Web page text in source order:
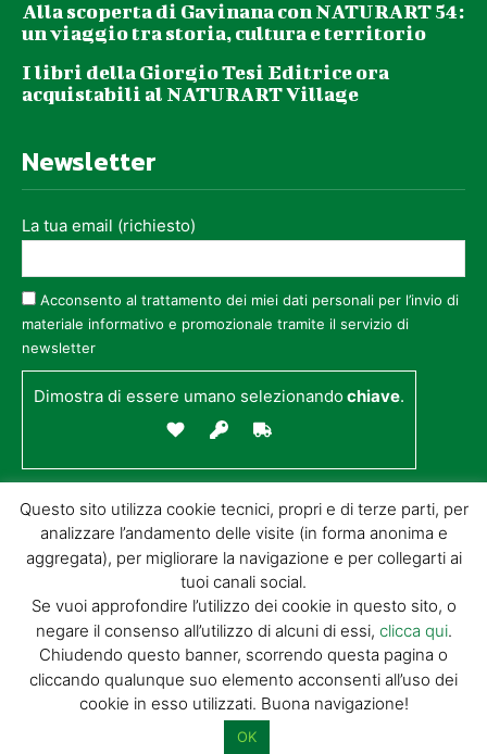
Alla scoperta di Gavinana con NATURART 54:
un viaggio tra storia, cultura e territorio
I libri della Giorgio Tesi Editrice ora
acquistabili al NATURART Village
Newsletter
La tua email (richiesto)
Acconsento al trattamento dei miei dati personali per l’invio di
materiale informativo e promozionale tramite il servizio di
newsletter
Dimostra di essere umano selezionandochiave.
© GIORGIO TESI EDITRICE S.R.L. | P.IVA
01732650476 | VIA DI BADIA 14 – 51100 LOC.
BOTTEGONE (PISTOIA) |POWERED BY
ALLYMIND
Cookie Policy
Condizioni
di vendita|Site Map
Questo sito utilizza cookie tecnici, propri e di terze parti, per
analizzare l’andamento delle visite (in forma anonima e
aggregata), per migliorare la navigazione e per collegarti ai
tuoi canali social.
Se vuoi approfondire l’utilizzo dei cookie in questo sito, o
negare il consenso all’utilizzo di alcuni di essi, clicca qui.
Chiudendo questo banner, scorrendo questa pagina o
cliccando qualunque suo elemento acconsenti all’uso dei
cookie in esso utilizzati. Buona navigazione!
OK